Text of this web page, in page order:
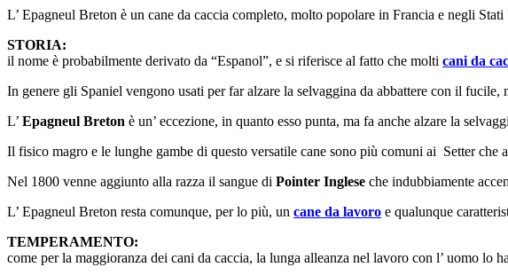
L’ Epagneul Breton è un cane da caccia completo, molto popolare in Francia e negli
STORIA:
il nome è probabilmente derivato da “Espanol”, e si riferisce al fatto che molti cani da
In genere gli Spaniel vengono usati per far alzare la selvaggina da abbattere con il
L’ Epagneul Breton è un’ eccezione, in quanto esso punta, ma fa anche alzare la
Il fisico magro e le lunghe gambe di questo versatile cane sono più comuni ai Setter che
Nel 1800 venne aggiunto alla razza il sangue di Pointer Inglese che indubbiamente
L’ Epagneul Breton resta comunque, per lo più, un cane da lavoro e qualunque
TEMPERAMENTO:
come per la maggioranza dei cani da caccia, la lunga alleanza nel lavoro con l’ uomo lo